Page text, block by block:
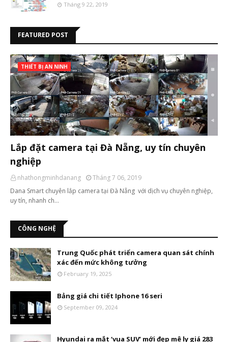
Tháng 9 22, 2019
FEATURED POST
THIẾT BỊ AN NINH
Lắp đặt camera tại Đà Nẵng, uy tín chuyên
nghiệp
nhathongminhdanang
Tháng 7 06, 2019
Dana Smart chuyên lắp camera tại Đà Nẵng với dịch vụ chuyên nghiệp,
uy tín, nhanh ch…
CÔNG NGHỆ
Trung Quốc phát triển camera quan sát chính
xác đến mức không tưởng
February 19, 2025
Bảng giá chi tiết Iphone 16 seri
September 09, 2024
Hyundai ra mắt ‘vua SUV’ mới đẹp mê ly giá 283